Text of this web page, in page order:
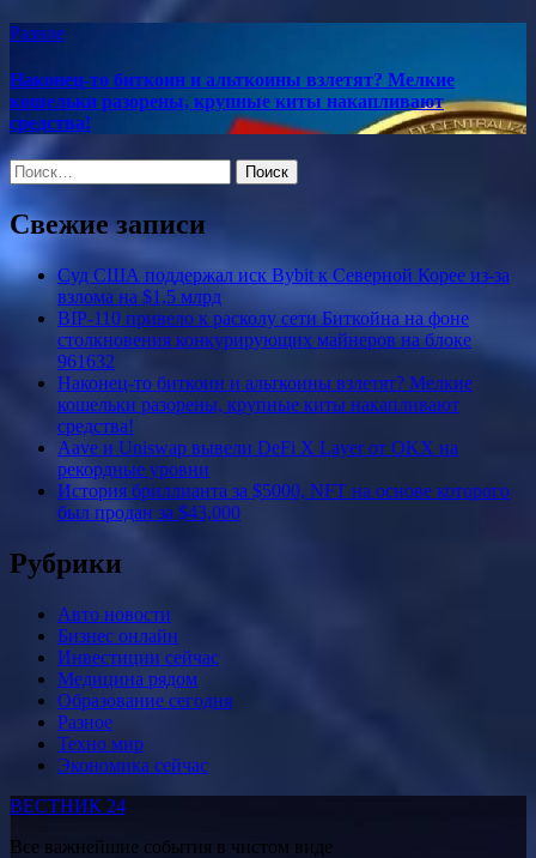
Разное
Наконец-то биткоин и альткоины взлетят? Мелкие
кошельки разорены, крупные киты накапливают
средства!
Найти:
Свежие записи
Суд США поддержал иск Bybit к Северной Корее из-за
взлома на $1,5 млрд
BIP-110 привело к расколу сети Биткойна на фоне
столкновения конкурирующих майнеров на блоке
961632
Наконец-то биткоин и альткоины взлетят? Мелкие
кошельки разорены, крупные киты накапливают
средства!
Aave и Uniswap вывели DeFi X Layer от OKX на
рекордные уровни
История бриллианта за $5000, NFT на основе которого
был продан за $43,000
Рубрики
Авто новости
Бизнес онлайн
Инвестиции сейчас
Медицина рядом
Образование сегодня
Разное
Техно мир
Экономика сейчас
ВЕСТНИК 24
Все важнейшие события в чистом виде